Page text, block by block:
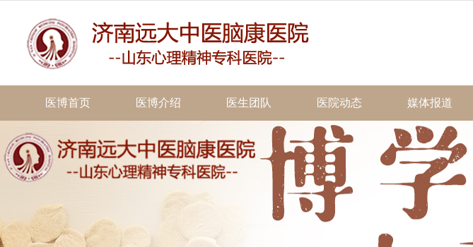
医博首页 医博介绍 医生团队 医院动态 媒体报道